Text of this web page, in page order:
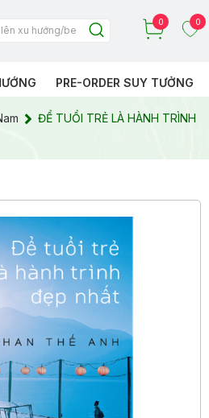
0 0
PRE-ORDER SUY TƯỞNG
ĐỂ TUỔI TRẺ LÀ HÀNH TRÌNH